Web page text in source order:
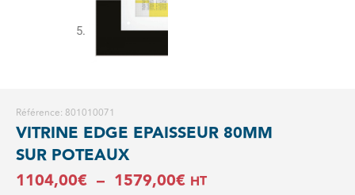
Référence: 801010071
VITRINE EDGE EPAISSEUR 80MM
SUR POTEAUX
1104,00€ – 1579,00€Plage
HT